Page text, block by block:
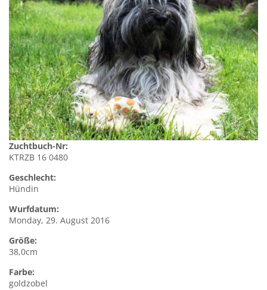
Zuchtbuch-Nr:
KTRZB 16 0480
Geschlecht:
Hündin
Wurfdatum:
Monday, 29. August 2016
Größe:
38,0cm
Farbe:
goldzobel